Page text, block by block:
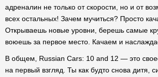
адреналин не только от скорости, но и от
всех остальных! Зачем мучиться? Просто
Открываешь новые уровни, берешь самые
воюешь за первое место. Качаем и
В общем, Russian Cars: 10 and 12 — это
на первый взгляд. Ты как будто снова дитя,